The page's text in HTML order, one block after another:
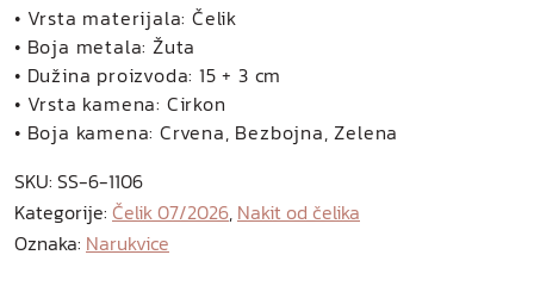
• Vrsta materijala: Čelik
• Boja metala: Žuta
• Dužina proizvoda: 15 + 3 cm
• Vrsta kamena: Cirkon
• Boja kamena: Crvena, Bezbojna, Zelena
SKU: SS-6-1106
Kategorije: Čelik 07/2026, Nakit od čelika
Oznaka: Narukvice